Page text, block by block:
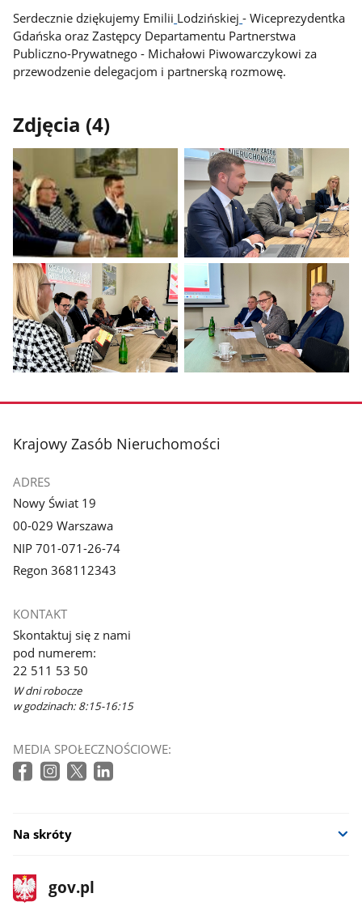
Serdecznie dziękujemy Emilii Lodzińskiej - Wiceprezydentka
Gdańska oraz Zastępcy Departamentu Partnerstwa
Publiczno-Prywatnego - Michałowi Piwowarczykowi za
przewodzenie delegacjom i partnerską rozmowę.
Zdjęcia (4)
Pokaż
zdjęcie
1
z
galerii.
Pokaż
zdjęcie
2
galerii.
zdjęcie
galerii.
zdjęcie
galerii.
stopka
Krajowy Zasób Nieruchomości
ADRES
Nowy Świat 19
00-029 Warszawa
NIP 701-071-26-74
Regon 368112343
KONTAKT
Skontaktuj się z nami
pod numerem:
22 511 53 50
W dni robocze
w godzinach: 8:15-16:15
MEDIA SPOŁECZNOŚCIOWE:
Na skróty
stopka
gov.pl
Strona
gov.pl